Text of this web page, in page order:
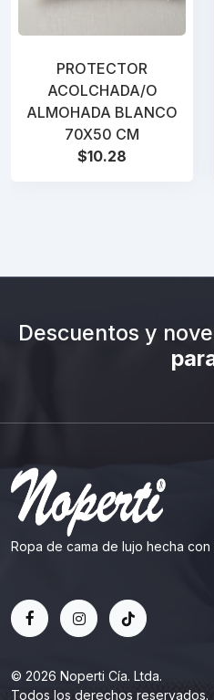
PROTECTOR
ACOLCHADA/O
ALMOHADA BLANCO
70X50 CM
$10.28
Descuentos y
Ropa de cama de lujo hecha con
© 2026 Noperti Cía. Ltda.
Todos los derechos reservados.